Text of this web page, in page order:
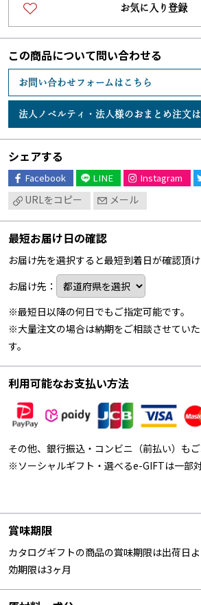
お気に入り登録
この商品について問い合わせる
お問い合わせフォームはこちら
法人ノベルティ・ 法人様のおまとめ注文
シェアする
Facebook LINE Instagram
URLをコピー メール
最短お届け日の確認
お届け先を選択すると最短到着日が確認頂け
お届け先：
※最短日以降の何日でもご指定可能です。
※大量注文の場合は納期をご相談させてい
す。
利用可能なお支払い方法
その他、銀行振込・コンビニ（前払い）もご
※ソーシャルギフト・選べるe-GIFTは一部対
賞味期限
カタログギフトの商品の賞味期限は出荷日
効期限は3ヶ月